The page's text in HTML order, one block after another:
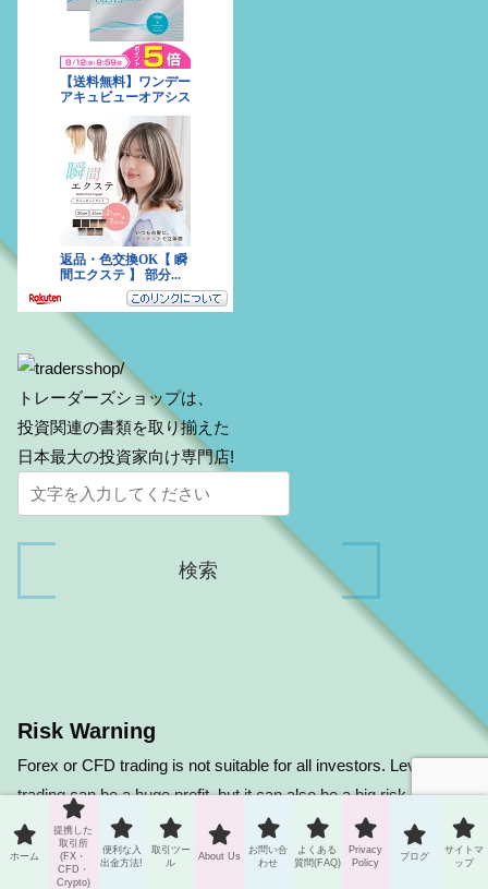
トレーダーズショップは、
投資関連の書類を取り揃えた
日本最大の投資家向け専門店!
Risk Warning
Forex or CFD trading is not suitable for all investors. Leveraged
trading can be a huge profit, but it can also be a big risk and
loss. Carefully consider your investment objectives, degree of
experience and risk tolerance before deciding on forex trading.
You may lose some or all of your initial investment. Therefore,
ホーム
提携した
取引所
(FX・
CFD・
Crypto)
便利な入
出金方法!
取引ツー
ル
About Us
お問い合
わせ
よくある
質問(FAQ)
Privacy
Policy
ブログ
サイトマ
ップ